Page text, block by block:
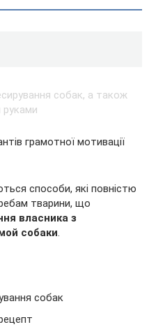
грамотної мотивації
способи, які повністю
тварини, що
власника з
собаки.
собак